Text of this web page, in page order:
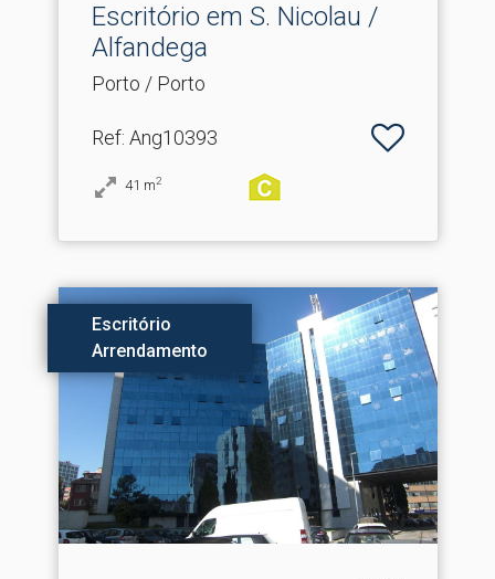
Escritório em S.​ Nicolau /
Alfandega
Porto / Porto
Ref: Ang10393
41 m2
Escritório
Arrendamento